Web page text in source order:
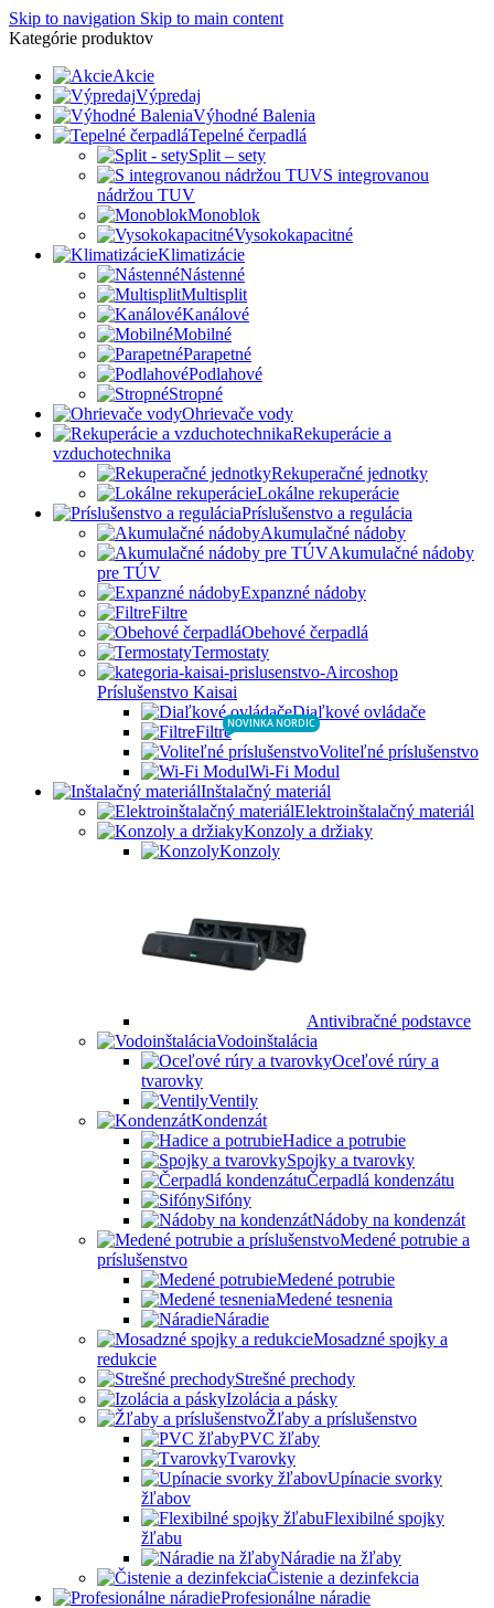
Skip to navigation Skip to main content
Kategórie produktov
Akcie
Výpredaj
Výhodné Balenia
Tepelné čerpadlá
Split – sety
S integrovanou
nádržou TUV
Monoblok
Vysokokapacitné
Klimatizácie
Nástenné
NOVINKA NORDIC
Multisplit
Kanálové
Mobilné
Parapetné
Podlahové
Stropné
Ohrievače vody
Rekuperácie a
vzduchotechnika
Rekuperačné jednotky
Lokálne rekuperácie
Príslušenstvo a regulácia
Akumulačné nádoby
Akumulačné nádoby
pre TÚV
Expanzné nádoby
Filtre
Obehové čerpadlá
Termostaty
Príslušenstvo Kaisai
Diaľkové ovládače
Filtre
Voliteľné príslušenstvo
Wi-Fi Modul
Inštalačný materiál
Elektroinštalačný materiál
Konzoly a držiaky
Konzoly
Antivibračné podstavce
Vodoinštalácia
Oceľové rúry a
tvarovky
Ventily
Kondenzát
Hadice a potrubie
Spojky a tvarovky
Čerpadlá kondenzátu
Sifóny
Nádoby na kondenzát
Medené potrubie a
príslušenstvo
Medené potrubie
Medené tesnenia
Náradie
Mosadzné spojky a
redukcie
Strešné prechody
Izolácia a pásky
Žľaby a príslušenstvo
PVC žľaby
Tvarovky
Upínacie svorky
žľabov
Flexibilné spojky
žľabu
Náradie na žľaby
Čistenie a dezinfekcia
Profesionálne náradie